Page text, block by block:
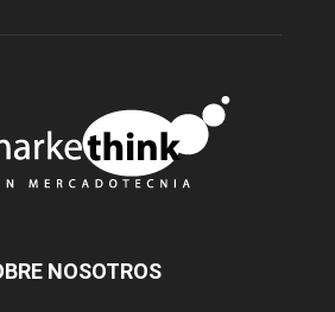
NOSOTROS